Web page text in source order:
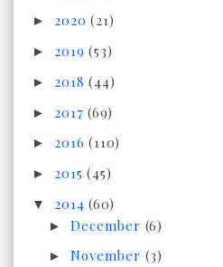
► 2020(21)
► 2019(53)
► 2018(44)
► 2017(69)
► 2016(110)
► 2015(45)
▼ 2014(60)
►December (6)
►November (3)